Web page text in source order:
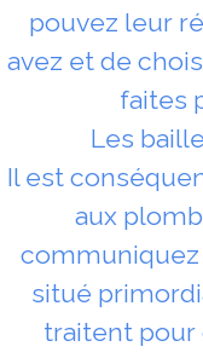
pouvez leur
avez et de
faites
Les
Il est
aux
situé
traitent pour